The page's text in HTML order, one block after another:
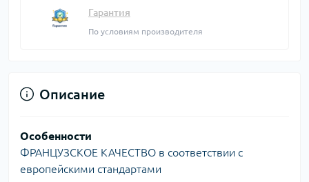
Гарантия
По условиям производителя
Описание
Особенности
ФРАНЦУЗСКОЕ КАЧЕСТВО в соответствии с
европейскими стандартами